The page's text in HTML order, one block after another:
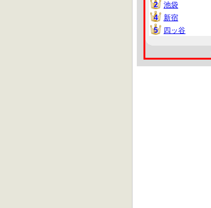
2
2
池袋
4
4
新宿
5
5 四ッ谷